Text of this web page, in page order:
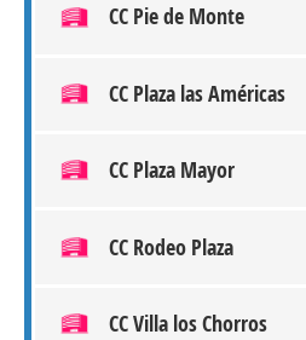
CC Pie de Monte
CC Plaza las Américas
CC Plaza Mayor
CC Rodeo Plaza
CC Villa los Chorros